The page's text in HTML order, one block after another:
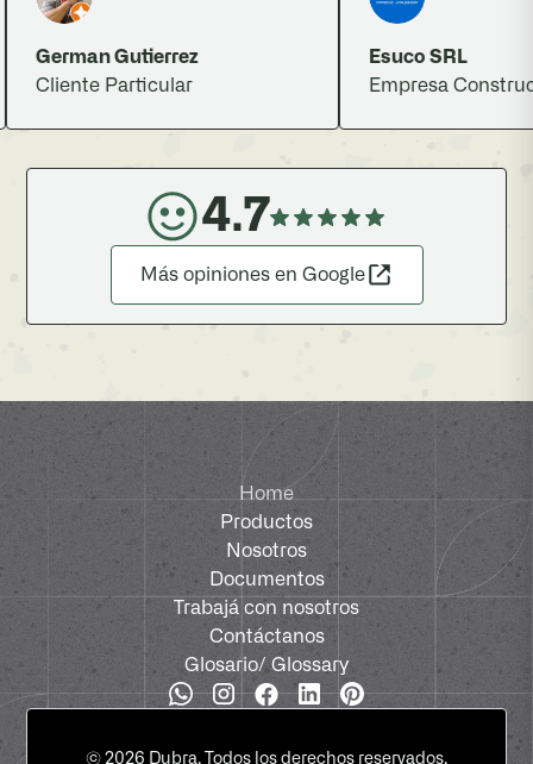
German Gutierrez
Cliente Particular
Esuco SRL
Empresa
4.7
Más opiniones en Google
Home
Productos
Nosotros
Documentos
Trabajá con nosotros
Contáctanos
Glosario/ Glossary
© 2026 Dubra. Todos los derechos reservados.